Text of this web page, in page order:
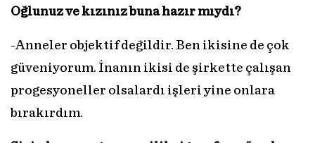
Oğlunuz ve kızınız buna hazır mıydı?
-Anneler objektif değildir. Ben ikisine de çok
güveniyorum. İnanın ikisi de şirkette çalışan
progesyoneller olsalardı işleri yine onlara
bırakırdım.